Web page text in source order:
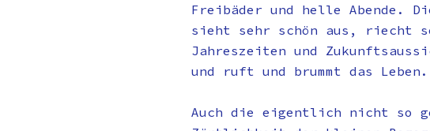
Freibäder und helle Abende.
sieht sehr schön aus, riecht
Jahreszeiten und
und ruft und brummt das Leben.
Auch die eigentlich nicht so